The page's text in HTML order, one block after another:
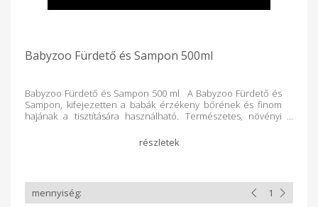
Babyzoo Fürdető és Sampon 500ml
Babyzoo Fürdető és Sampon 500 ml A Babyzoo Fürdető és
Sampon, kifejezetten a babák érzékeny bőrének és finom
hajának a tisztítására használható. Természetes, növényi
provitaminnak köszönhetően a babák bőre puhává és
rugalmassá válik. Megőrzi és táplálja a picik bőrének
irritálják a babák szemét, megelőzhetik a koszmó kialakulását
és segíthetik annak eltávolítását. Parabén- és mesterséges